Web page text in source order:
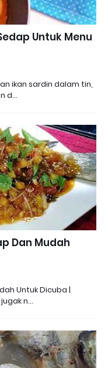
Untuk Menu
ikan sardin dalam tin,
d…
Dan Mudah
Untuk Dicuba |
n…